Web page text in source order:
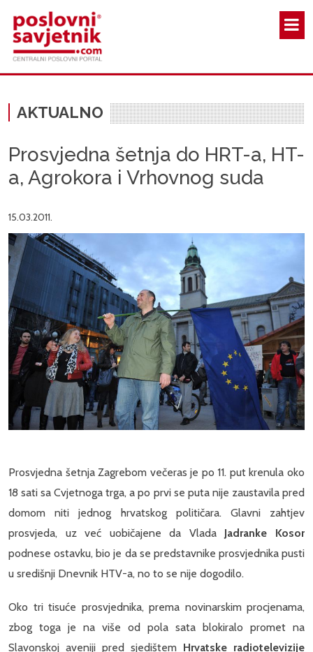
AKTUALNO
Prosvjedna šetnja do HRT-a, HT-
a, Agrokora i Vrhovnog suda
15.03.2011.
Prosvjedna šetnja Zagrebom večeras je po 11. put krenula oko
18 sati sa Cvjetnoga trga, a po prvi se puta nije zaustavila pred
domom niti jednog hrvatskog političara. Glavni zahtjev
prosvjeda, uz već uobičajene da Vlada Jadranke Kosor
podnese ostavku, bio je da se predstavnike prosvjednika pusti
u središnji Dnevnik HTV-a, no to se nije dogodilo.
Oko tri tisuće prosvjednika, prema novinarskim procjenama,
zbog toga je na više od pola sata blokiralo promet na
Slavonskoj aveniji pred sjedištem Hrvatske radiotelevizije